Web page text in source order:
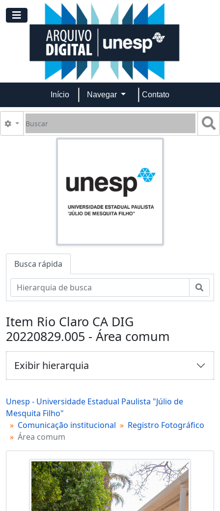
Skip to main content
Toggle navigation
Início Navegar Contato
Buscar
Opções de busca
Busca rápida
Item Rio Claro CA DIG
20220829.005 - Área comum
Exibir hierarquia
Unesp - Universidade Estadual Paulista "Júlio de
Mesquita Filho"
Comunicação institucional
Registro Fotográfico
Área comum